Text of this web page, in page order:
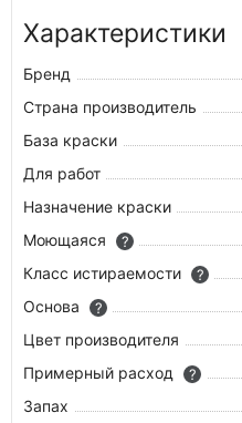
Характеристики
Бренд
Страна производитель
База краски
Для работ
Назначение краски
Моющаяся
?
Класс истираемости
?
Основа
?
Цвет производителя
Примерный расход
?
Запах